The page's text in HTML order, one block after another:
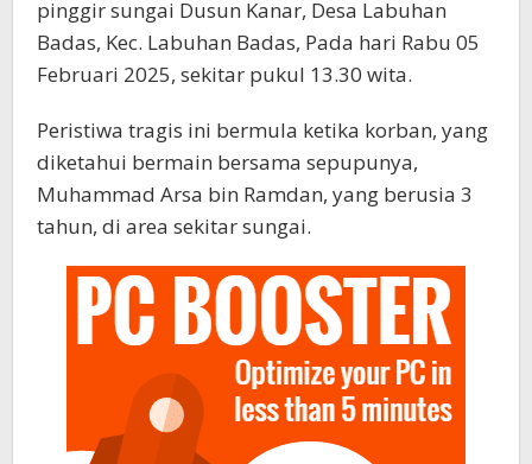
pinggir sungai Dusun Kanar, Desa Labuhan
Badas, Kec. Labuhan Badas, Pada hari Rabu 05
Februari 2025, sekitar pukul 13.30 wita.
Peristiwa tragis ini bermula ketika korban, yang
diketahui bermain bersama sepupunya,
Muhammad Arsa bin Ramdan, yang berusia 3
tahun, di area sekitar sungai.